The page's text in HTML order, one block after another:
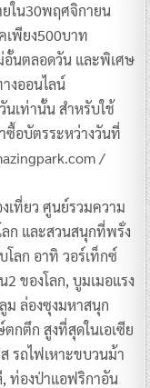
ยใน30พฤศจิกายน
เพียง500บาท
อั้นตลอดวัน และพิเศษ
งออนไลน์
เท่านั้น สำหรับใช้
ซื้อบัตรระหว่างวันที่
/
เที่ยว ศูนย์รวมความ
ก และสวนสนุกที่พรั่ง
ลก อาทิ วอร์เท็กซ์
ของโลก, บูมเมอแรง
ม ล่องซุงมหาสนุก
กตึก สูงที่สุดในเอเซีย
รถไฟเหาะขบวนม้า
ท่องป่าแอฟริกาอัน